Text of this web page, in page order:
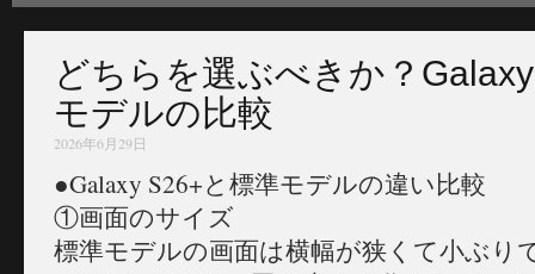
どちらを選ぶべきか？
モデルの比較
2026年6月29日
●Galaxy S26+と標準モデルの違い比較
①画面のサイズ
標準モデルの画面は横幅が狭くて小ぶり